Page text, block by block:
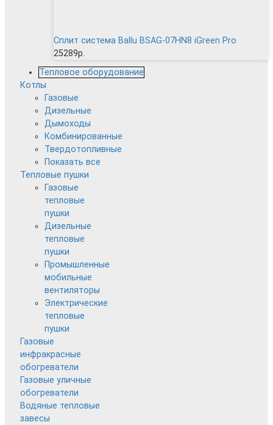
Сплит система Ballu BSAG-07HN8 iGreen Pro
25289р.
Тепловое оборудование
Котлы
Газовые
Дизельные
Дымоходы
Комбинированные
Твердотопливные
Показать все
Тепловые пушки
Газовые
тепловые
пушки
Дизельные
тепловые
пушки
Промышленные
мобильные
вентиляторы
Электрические
тепловые
пушки
Газовые
инфракрасные
обогреватели
Газовые уличные
обогреватели
Водяные тепловые
завесы